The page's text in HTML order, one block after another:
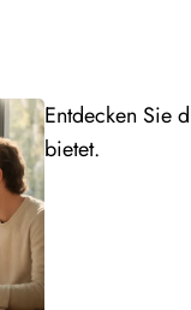
Entdecken Sie
bietet.